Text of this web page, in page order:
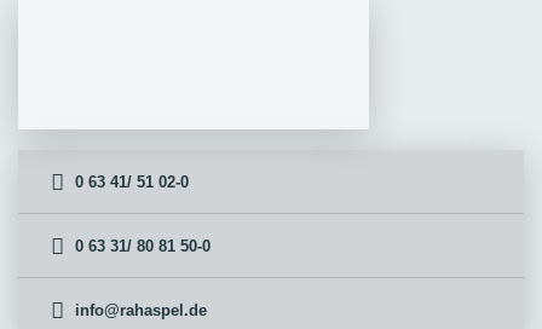
0 63 41/ 51 02-0
0 63 31/ 80 81 50-0
info@rahaspel.de